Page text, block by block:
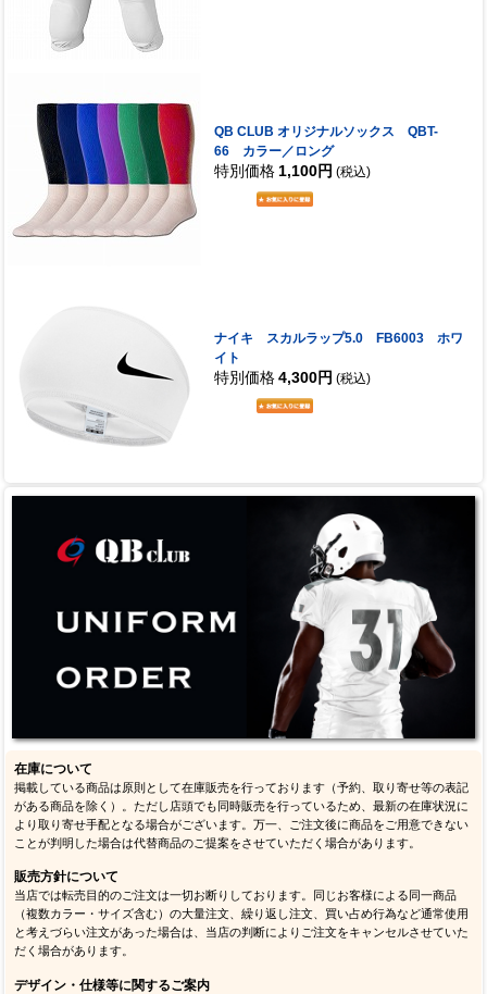
QB CLUB オリジナルソックス QBT-
66 カラー／ロング
特別価格 1,100円 (税込)
ナイキ スカルラップ5.0 FB6003 ホワ
イト
特別価格 4,300円 (税込)
在庫について
掲載している商品は原則として在庫販売を行っております（予約、取り寄せ等の表記
がある商品を除く）。ただし店頭でも同時販売を行っているため、最新の在庫状況に
より取り寄せ手配となる場合がございます。万一、ご注文後に商品をご用意できない
ことが判明した場合は代替商品のご提案をさせていただく場合があります。
販売方針について
当店では転売目的のご注文は一切お断りしております。同じお客様による同一商品
（複数カラー・サイズ含む）の大量注文、繰り返し注文、買い占め行為など通常使用
と考えづらい注文があった場合は、当店の判断によりご注文をキャンセルさせていた
だく場合があります。
デザイン・仕様等に関するご案内